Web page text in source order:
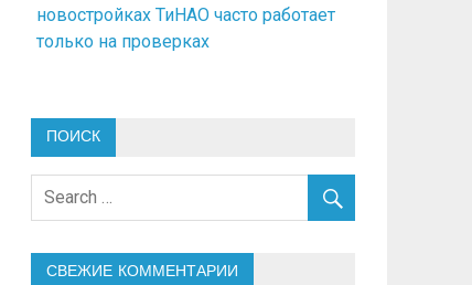
новостройках ТиНАО часто работает
только на проверках
ПОИСК
СВЕЖИЕ КОММЕНТАРИИ